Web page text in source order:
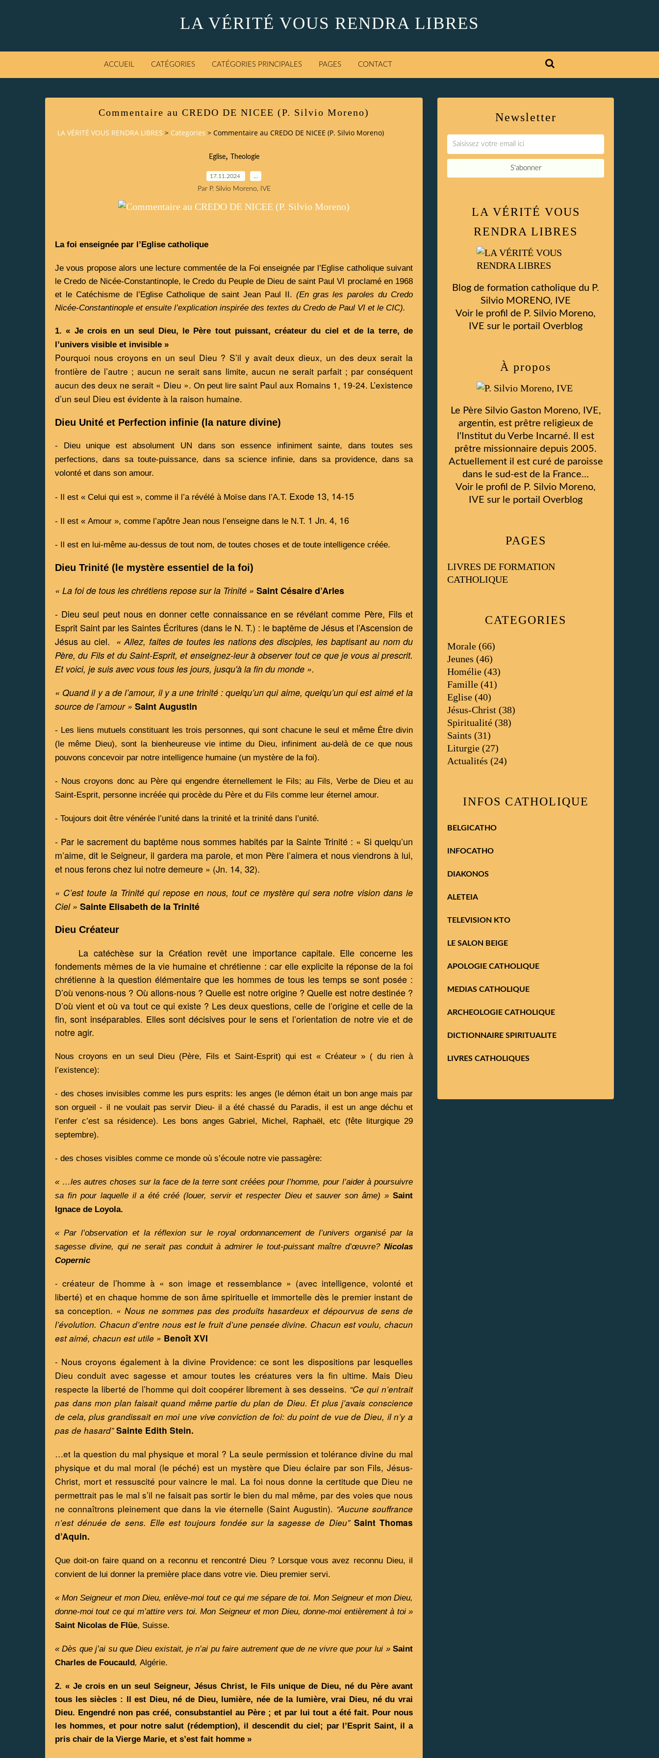
LA VÉRITÉ VOUS RENDRA LIBRES
ACCUEIL CATÉGORIES CATÉGORIES PRINCIPALES PAGES CONTACT
Commentaire au CREDO DE NICEE (P. Silvio Moreno)
LA VÉRITÉ VOUS RENDRA LIBRES > Categories > Commentaire au CREDO DE NICEE (P. Silvio Moreno)
Eglise, Theologie
17.11.2024
Par P. Silvio Moreno, IVE
La foi enseignée par l’Eglise catholique
Je vous propose alors une lecture commentée de la Foi enseignée par l’Eglise catholique suivant
le Credo de Nicée-Constantinople, le Credo du Peuple de Dieu de saint Paul VI proclamé en 1968
et le Catéchisme de l’Eglise Catholique de saint Jean Paul II. (En gras les paroles du Credo
Nicée-Constantinople et ensuite l’explication inspirée des textes du Credo de Paul VI et le CIC).
1. « Je crois en un seul Dieu, le Père tout puissant, créateur du ciel et de la terre, de
l’univers visible et invisible »
Pourquoi nous croyons en un seul Dieu ? S’il y avait deux dieux, un des deux serait la
frontière de l’autre ; aucun ne serait sans limite, aucun ne serait parfait ; par conséquent
aucun des deux ne serait « Dieu ». On peut lire saint Paul aux Romains 1, 19-24. L’existence
d’un seul Dieu est évidente à la raison humaine.
Dieu Unité et Perfection infinie (la nature divine)
- Dieu unique est absolument UN dans son essence infiniment sainte, dans toutes ses
perfections, dans sa toute-puissance, dans sa science infinie, dans sa providence, dans sa
volonté et dans son amour.
- Il est « Celui qui est », comme il l’a révélé à Moïse dans l’A.T. Exode 13, 14-15
- Il est « Amour », comme l’apôtre Jean nous l’enseigne dans le N.T. 1 Jn. 4, 16
- Il est en lui-même au-dessus de tout nom, de toutes choses et de toute intelligence créée.
Dieu Trinité (le mystère essentiel de la foi)
« La foi de tous les chrétiens repose sur la Trinité » Saint Césaire d’Arles
- Dieu seul peut nous en donner cette connaissance en se révélant comme Père, Fils et
Esprit Saint par les Saintes Écritures (dans le N. T.) : le baptême de Jésus et l’Ascension de
Jésus au ciel. « Allez, faites de toutes les nations des disciples, les baptisant au nom du
Père, du Fils et du Saint-Esprit, et enseignez-leur à observer tout ce que je vous ai prescrit.
Et voici, je suis avec vous tous les jours, jusqu'à la fin du monde ».
« Quand il y a de l’amour, il y a une trinité : quelqu’un qui aime, quelqu’un qui est aimé et la
source de l’amour » Saint Augustin
- Les liens mutuels constituant les trois personnes, qui sont chacune le seul et même Être divin
(le même Dieu), sont la bienheureuse vie intime du Dieu, infiniment au-delà de ce que nous
pouvons concevoir par notre intelligence humaine (un mystère de la foi).
- Nous croyons donc au Père qui engendre éternellement le Fils; au Fils, Verbe de Dieu et au
Saint-Esprit, personne incréée qui procède du Père et du Fils comme leur éternel amour.
- Toujours doit être vénérée l’unité dans la trinité et la trinité dans l’unité.
- Par le sacrement du baptême nous sommes habités par la Sainte Trinité : « Si quelqu’un
m’aime, dit le Seigneur, il gardera ma parole, et mon Père l’aimera et nous viendrons à lui,
et nous ferons chez lui notre demeure » (Jn. 14, 32).
« C’est toute la Trinité qui repose en nous, tout ce mystère qui sera notre vision dans le
Ciel » Sainte Elisabeth de la Trinité
Dieu Créateur
La catéchèse sur la Création revêt une importance capitale. Elle concerne les
fondements mêmes de la vie humaine et chrétienne : car elle explicite la réponse de la foi
chrétienne à la question élémentaire que les hommes de tous les temps se sont posée :
D’où venons-nous ? Où allons-nous ? Quelle est notre origine ? Quelle est notre destinée ?
D’où vient et où va tout ce qui existe ? Les deux questions, celle de l’origine et celle de la
fin, sont inséparables. Elles sont décisives pour le sens et l’orientation de notre vie et de
notre agir.
Nous croyons en un seul Dieu (Père, Fils et Saint-Esprit) qui est « Créateur » ( du rien à
l’existence):
- des choses invisibles comme les purs esprits: les anges (le démon était un bon ange mais par
son orgueil - il ne voulait pas servir Dieu- il a été chassé du Paradis, il est un ange déchu et
l’enfer c’est sa résidence). Les bons anges Gabriel, Michel, Raphaël, etc (fête liturgique 29
septembre).
- des choses visibles comme ce monde où s’écoule notre vie passagère:
« …les autres choses sur la face de la terre sont créées pour l’homme, pour l’aider à poursuivre
sa fin pour laquelle il a été créé (louer, servir et respecter Dieu et sauver son âme) » Saint
Ignace de Loyola.
« Par l’observation et la réflexion sur le royal ordonnancement de l’univers organisé par la
sagesse divine, qui ne serait pas conduit à admirer le tout-puissant maître d’œuvre? Nicolas
Copernic
- créateur de l’homme à « son image et ressemblance » (avec intelligence, volonté et
liberté) et en chaque homme de son âme spirituelle et immortelle dès le premier instant de
sa conception. « Nous ne sommes pas des produits hasardeux et dépourvus de sens de
l’évolution. Chacun d’entre nous est le fruit d’une pensée divine. Chacun est voulu, chacun
est aimé, chacun est utile » Benoît XVI
- Nous croyons également à la divine Providence: ce sont les dispositions par lesquelles
Dieu conduit avec sagesse et amour toutes les créatures vers la fin ultime. Mais Dieu
respecte la liberté de l’homme qui doit coopérer librement à ses desseins. “Ce qui n’entrait
pas dans mon plan faisait quand même partie du plan de Dieu. Et plus j’avais conscience
de cela, plus grandissait en moi une vive conviction de foi: du point de vue de Dieu, il n’y a
pas de hasard” Sainte Edith Stein.
…et la question du mal physique et moral ? La seule permission et tolérance divine du mal
physique et du mal moral (le péché) est un mystère que Dieu éclaire par son Fils, Jésus-
Christ, mort et ressuscité pour vaincre le mal. La foi nous donne la certitude que Dieu ne
permettrait pas le mal s’il ne faisait pas sortir le bien du mal même, par des voies que nous
ne connaîtrons pleinement que dans la vie éternelle (Saint Augustin). “Aucune souffrance
n’est dénuée de sens. Elle est toujours fondée sur la sagesse de Dieu” Saint Thomas
d’Aquin.
Que doit-on faire quand on a reconnu et rencontré Dieu ? Lorsque vous avez reconnu Dieu, il
convient de lui donner la première place dans votre vie. Dieu premier servi.
« Mon Seigneur et mon Dieu, enlève-moi tout ce qui me sépare de toi. Mon Seigneur et mon Dieu,
donne-moi tout ce qui m’attire vers toi. Mon Seigneur et mon Dieu, donne-moi entièrement à toi »
Saint Nicolas de Flüe, Suisse.
« Dès que j’ai su que Dieu existait, je n’ai pu faire autrement que de ne vivre que pour lui » Saint
Charles de Foucauld, Algérie.
2. « Je crois en un seul Seigneur, Jésus Christ, le Fils unique de Dieu, né du Père avant
tous les siècles : Il est Dieu, né de Dieu, lumière, née de la lumière, vrai Dieu, né du vrai
Dieu. Engendré non pas créé, consubstantiel au Père ; et par lui tout a été fait. Pour nous
les hommes, et pour notre salut (rédemption), il descendit du ciel; par l’Esprit Saint, il a
pris chair de la Vierge Marie, et s’est fait homme »
Newsletter
CATEGORIES
Morale (66)
Jeunes (46)
Homélie (43)
Famille (41)
Eglise (40)
Jésus-Christ (38)
Spiritualité (38)
Saints (31)
Liturgie (27)
Actualités (24)
PAGES
LIVRES DE FORMATION
CATHOLIQUE
LA VÉRITÉ VOUS
RENDRA LIBRES
Blog de formation catholique du P.
Silvio MORENO, IVE
Voir le profil de P. Silvio Moreno,
IVE sur le portail Overblog
À propos
Le Père Silvio Gaston Moreno, IVE,
argentin, est prêtre religieux de
l'Institut du Verbe Incarné. Il est
prêtre missionnaire depuis 2005.
Actuellement il est curé de paroisse
dans le sud-est de la France…
Voir le profil de P. Silvio Moreno,
IVE sur le portail Overblog
INFOS CATHOLIQUE
BELGICATHO
INFOCATHO
DIAKONOS
ALETEIA
TELEVISION KTO
LE SALON BEIGE
APOLOGIE CATHOLIQUE
MEDIAS CATHOLIQUE
ARCHEOLOGIE CATHOLIQUE
DICTIONNAIRE SPIRITUALITE
LIVRES CATHOLIQUES